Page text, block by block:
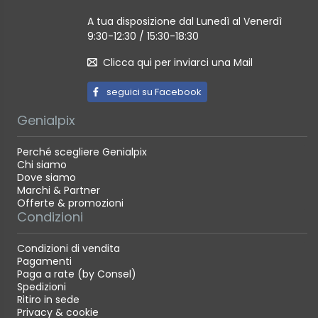
Ottimizza le riserve di energia del corpo prendendo
in considerazione la variabilità della frequenza
cardiaca, lo stress, il sonno e altri dati per sapere
quando sei pronto per l'attività o quando hai
bisogno di riposare.
Registra la quantità di liquidi assunti durante il giorno
per non dimenticare di idratarti.
Puoi anche impostare un obiettivo manuale oppure
averlo automatico che si adatti alla quantità di
sudore che perdi durante le attività.
APP PER LO SPORT
Utilizza profili attività precaricati per trail running,
A tua disposizione dal Lunedì al Venerdì
9:30-12:30 / 15:30-18:30
Clicca qui per inviarci una Mail
seguici su Facebook
Genialpix
Perché scegliere Genialpix
Chi siamo
Dove siamo
Marchi & Partner
Offerte & promozioni
Condizioni
Condizioni di vendita
Pagamenti
Paga a rate (by Consel)
Spedizioni
Ritiro in sede
Privacy & cookie